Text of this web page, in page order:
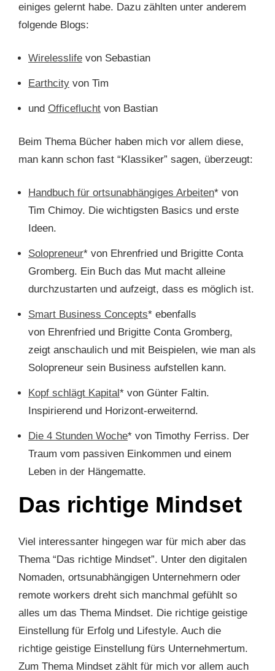
einiges gelernt habe. Dazu zählten unter anderem
folgende Blogs:
Wirelesslife von Sebastian
Earthcity von Tim
und Officeflucht von Bastian
Beim Thema Bücher haben mich vor allem diese,
man kann schon fast “Klassiker” sagen, überzeugt:
Handbuch für ortsunabhängiges Arbeiten* von
Tim Chimoy. Die wichtigsten Basics und erste
Ideen.
Solopreneur* von Ehrenfried und Brigitte Conta
Gromberg. Ein Buch das Mut macht alleine
durchzustarten und aufzeigt, dass es möglich ist.
Smart Business Concepts* ebenfalls
von Ehrenfried und Brigitte Conta Gromberg,
zeigt anschaulich und mit Beispielen, wie man als
Solopreneur sein Business aufstellen kann.
Kopf schlägt Kapital* von Günter Faltin.
Inspirierend und Horizont-erweiternd.
Die 4 Stunden Woche* von Timothy Ferriss. Der
Traum vom passiven Einkommen und einem
Leben in der Hängematte.
Das richtige Mindset
Viel interessanter hingegen war für mich aber das
Thema “Das richtige Mindset”. Unter den digitalen
Nomaden, ortsunabhängigen Unternehmern oder
remote workers dreht sich manchmal gefühlt so
alles um das Thema Mindset. Die richtige geistige
Einstellung für Erfolg und Lifestyle. Auch die
richtige geistige Einstellung fürs Unternehmertum.
Zum Thema Mindset zählt für mich vor allem auch